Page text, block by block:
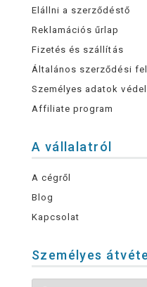
Elállni a szerződéstő
Reklamációs űrlap
Fizetés és szállítás
Általános szerződési
Személyes adatok
Affiliate program
A vállalatról
A cégről
Blog
Kapcsolat
Személyes